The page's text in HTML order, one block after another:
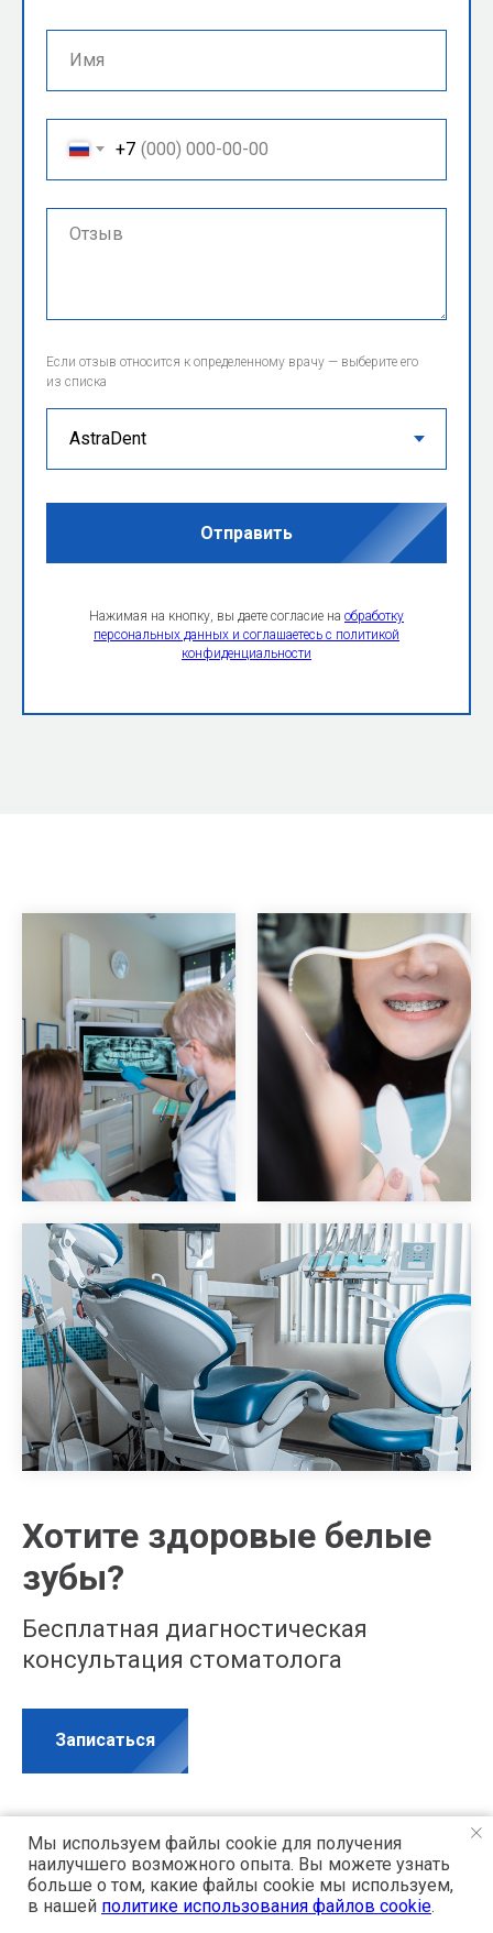
Мы используем файлы cookie для получения
наилучшего возможного опыта. Вы можете узнать
больше о том, какие файлы cookie мы используем,
в нашей политике использования файлов cookie.
+7
Если отзыв относится к определенному врачу — выберите его
из списка
Отправить
Нажимая на кнопку, вы даете согласие на обработку
персональных данных и соглашаетесь c политикой
конфиденциальности
Хотите здоровые белые
зубы?
Бесплатная диагностическая
консультация стоматолога
Записаться